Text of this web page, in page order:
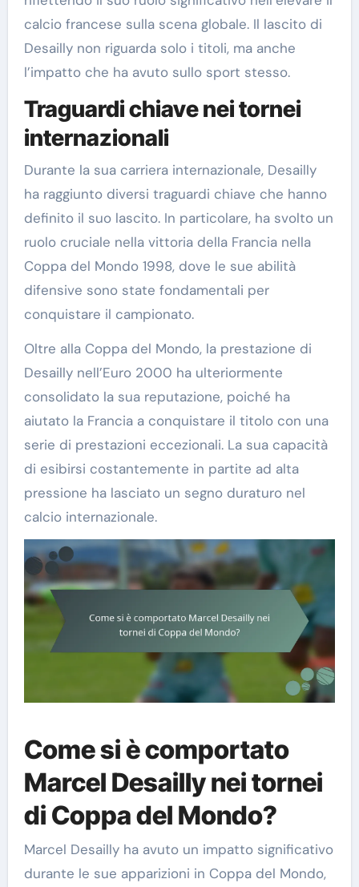
calcio francese sulla scena globale. Il lascito di
Desailly non riguarda solo i titoli, ma anche
l’impatto che ha avuto sullo sport stesso.
Traguardi chiave nei tornei
internazionali
Durante la sua carriera internazionale, Desailly
ha raggiunto diversi traguardi chiave che hanno
definito il suo lascito. In particolare, ha svolto un
ruolo cruciale nella vittoria della Francia nella
Coppa del Mondo 1998, dove le sue abilità
difensive sono state fondamentali per
conquistare il campionato.
Oltre alla Coppa del Mondo, la prestazione di
Desailly nell’Euro 2000 ha ulteriormente
consolidato la sua reputazione, poiché ha
aiutato la Francia a conquistare il titolo con una
serie di prestazioni eccezionali. La sua capacità
di esibirsi costantemente in partite ad alta
pressione ha lasciato un segno duraturo nel
calcio internazionale.
Come si è comportato
Marcel Desailly nei tornei
di Coppa del Mondo?
Marcel Desailly ha avuto un impatto significativo
durante le sue apparizioni in Coppa del Mondo,